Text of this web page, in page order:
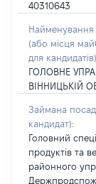
40310643
(або місця
для
ГОЛОВНЕ
ВІННИЦЬКІЙ
Займана
кандидат):
Головний
продуктів та
районного